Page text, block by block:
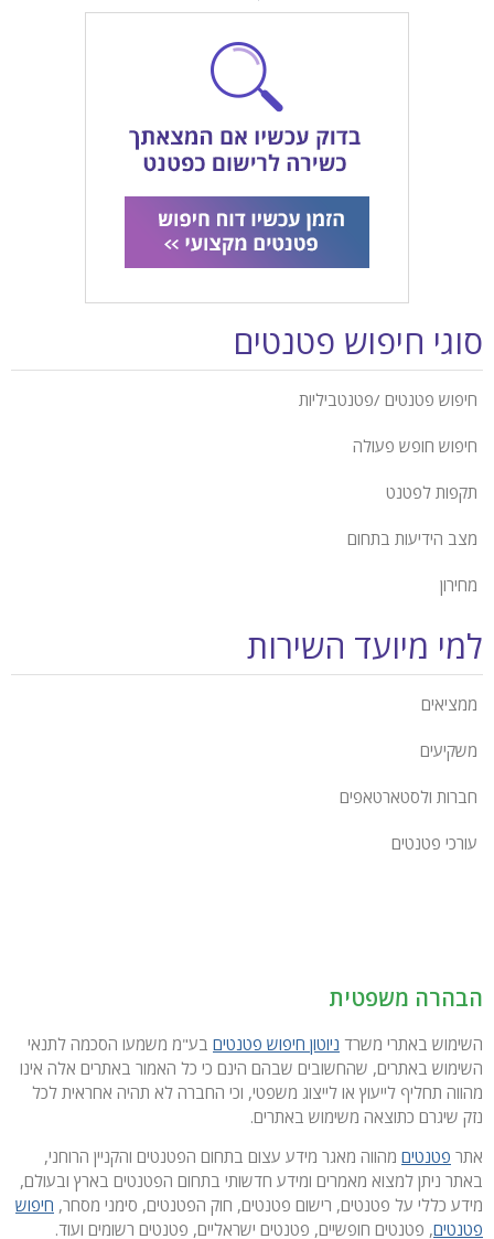
סוגי חיפוש פטנטים
חיפוש פטנטים /פטנטביליות
חיפוש חופש פעולה
תקפות לפטנט
מצב הידיעות בתחום
מחירון
למי מיועד השירות
ממציאים
משקיעים
חברות ולסטארטאפים
עורכי פטנטים
הבהרה משפטית
השימוש באתרי משרד ניוטון חיפוש פטנטים בע"מ משמעו הסכמה לתנאי
השימוש באתרים, שהחשובים שבהם הינם כי כל האמור באתרים אלה אינו
מהווה תחליף לייעוץ או לייצוג משפטי, וכי החברה לא תהיה אחראית לכל
נזק שיגרם כתוצאה משימוש באתרים.
אתר פטנטים מהווה מאגר מידע עצום בתחום הפטנטים והקניין הרוחני,
באתר ניתן למצוא מאמרים ומידע חדשותי בתחום הפטנטים בארץ ובעולם,
מידע כללי על פטנטים, רישום פטנטים, חוק הפטנטים, סימני מסחר, חיפוש
פטנטים, פטנטים חופשיים, פטנטים ישראליים, פטנטים רשומים ועוד.